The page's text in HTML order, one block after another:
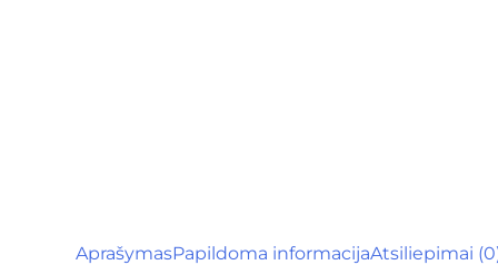
AprašymasPapildoma informacijaAtsiliepimai